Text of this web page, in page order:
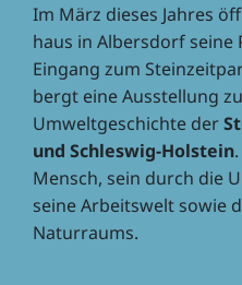
Im März dieses Jahres
haus in Albers­dorf seine
Eingang zum
bergt eine Ausstel­lung
Umwelt­ge­schichte der
und Schles­wig-Holstein
Mensch, sein durch die
seine Arbeits­welt sowie
Naturraums.